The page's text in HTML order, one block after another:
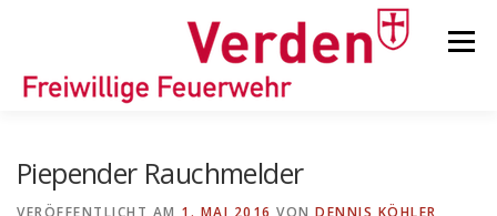
Menü
Piepender Rauchmelder
VERÖFFENTLICHT AM 1. MAI 2016 VON DENNIS KÖHLER